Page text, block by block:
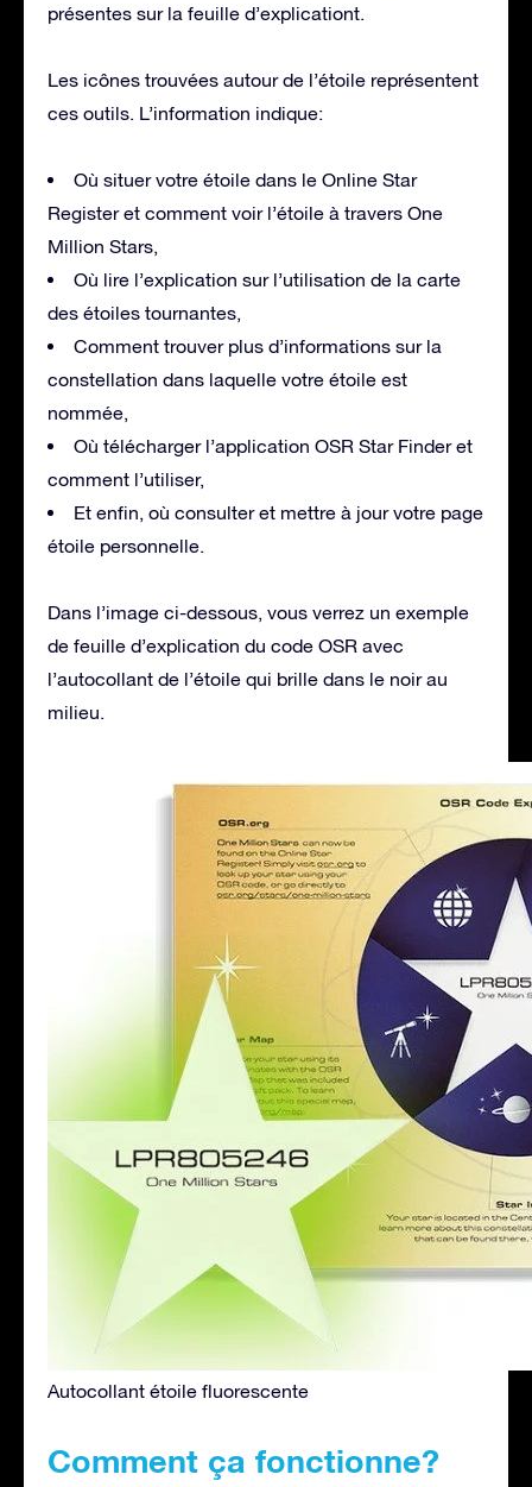
présentes sur la feuille d’explicationt.
Les icônes trouvées autour de l’étoile représentent
ces outils. L’information indique:
Où situer votre étoile dans le Online Star
Register et comment voir l’étoile à travers One
Million Stars,
Où lire l’explication sur l’utilisation de la carte
des étoiles tournantes,
Comment trouver plus d’informations sur la
constellation dans laquelle votre étoile est
nommée,
Où télécharger l’application OSR Star Finder et
comment l’utiliser,
Et enfin, où consulter et mettre à jour votre page
étoile personnelle.
Dans l’image ci-dessous, vous verrez un exemple
de feuille d’explication du code OSR avec
l’autocollant de l’étoile qui brille dans le noir au
milieu.
Autocollant étoile fluorescente
Comment ça fonctionne?